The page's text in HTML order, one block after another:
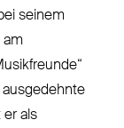
seinem
am
ausgedehnte
er als